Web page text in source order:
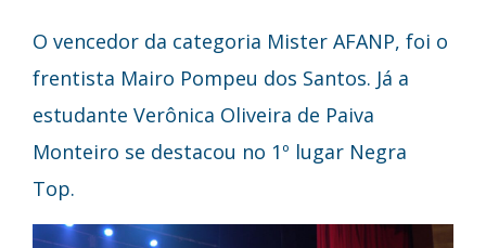
O vencedor da categoria Mister AFANP, foi o
frentista Mairo Pompeu dos Santos. Já a
estudante Verônica Oliveira de Paiva
Monteiro se destacou no 1º lugar Negra
Top.